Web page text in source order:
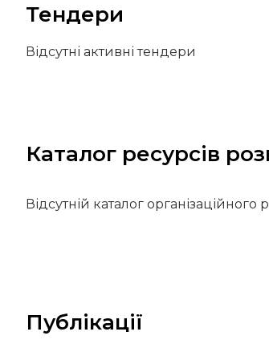
Тендери
Відсутні активні тендери
Каталог ресурсів
Відсутній каталог організаційного
Публікації